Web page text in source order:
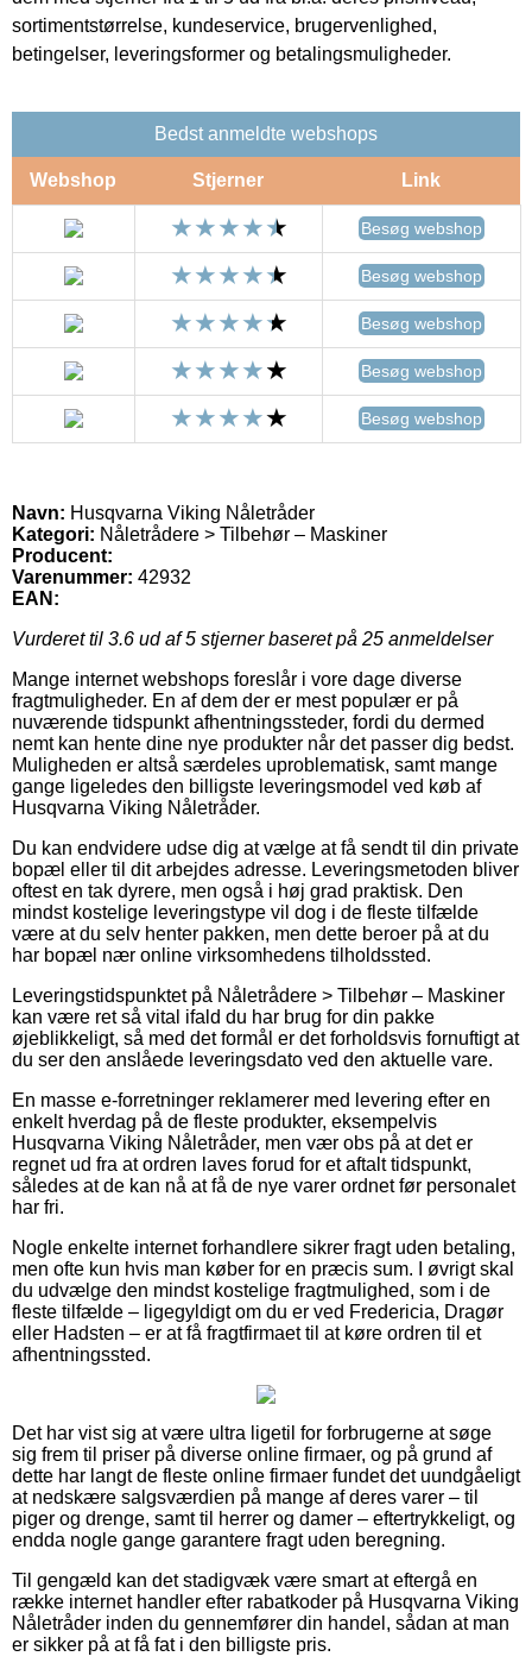
sortimentstørrelse, kundeservice, brugervenlighed,
betingelser, leveringsformer og betalingsmuligheder.
Bedst anmeldte webshops
Webshop Stjerner Link
Besøg webshop
Besøg webshop
Besøg webshop
Besøg webshop
Besøg webshop
Navn: Husqvarna Viking Nåletråder
Kategori: Nåletrådere > Tilbehør – Maskiner
Producent:
Varenummer: 42932
EAN:
Vurderet til 3.6 ud af 5 stjerner baseret på 25 anmeldelser
Mange internet webshops foreslår i vore dage diverse
fragtmuligheder. En af dem der er mest populær er på
nuværende tidspunkt afhentningssteder, fordi du dermed
nemt kan hente dine nye produkter når det passer dig bedst.
Muligheden er altså særdeles uproblematisk, samt mange
gange ligeledes den billigste leveringsmodel ved køb af
Husqvarna Viking Nåletråder.
Du kan endvidere udse dig at vælge at få sendt til din private
bopæl eller til dit arbejdes adresse. Leveringsmetoden bliver
oftest en tak dyrere, men også i høj grad praktisk. Den
mindst kostelige leveringstype vil dog i de fleste tilfælde
være at du selv henter pakken, men dette beroer på at du
har bopæl nær online virksomhedens tilholdssted.
Leveringstidspunktet på Nåletrådere > Tilbehør – Maskiner
kan være ret så vital ifald du har brug for din pakke
øjeblikkeligt, så med det formål er det forholdsvis fornuftigt at
du ser den anslåede leveringsdato ved den aktuelle vare.
En masse e-forretninger reklamerer med levering efter en
enkelt hverdag på de fleste produkter, eksempelvis
Husqvarna Viking Nåletråder, men vær obs på at det er
regnet ud fra at ordren laves forud for et aftalt tidspunkt,
således at de kan nå at få de nye varer ordnet før personalet
har fri.
Nogle enkelte internet forhandlere sikrer fragt uden betaling,
men ofte kun hvis man køber for en præcis sum. I øvrigt skal
du udvælge den mindst kostelige fragtmulighed, som i de
fleste tilfælde – ligegyldigt om du er ved Fredericia, Dragør
eller Hadsten – er at få fragtfirmaet til at køre ordren til et
afhentningssted.
Det har vist sig at være ultra ligetil for forbrugerne at søge
sig frem til priser på diverse online firmaer, og på grund af
dette har langt de fleste online firmaer fundet det uundgåeligt
at nedskære salgsværdien på mange af deres varer – til
piger og drenge, samt til herrer og damer – eftertrykkeligt, og
endda nogle gange garantere fragt uden beregning.
Til gengæld kan det stadigvæk være smart at eftergå en
række internet handler efter rabatkoder på Husqvarna Viking
Nåletråder inden du gennemfører din handel, sådan at man
er sikker på at få fat i den billigste pris.